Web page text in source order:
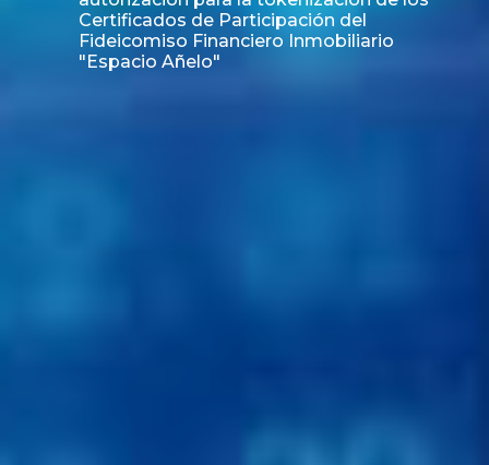
Certificados de Participación del
Fideicomiso Financiero Inmobiliario
"Espacio Añelo"